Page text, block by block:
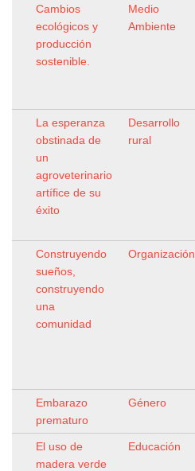
Cambios
ecológicos y
producción
sostenible.
Medio
Ambiente
La esperanza
obstinada de
un
agroveterinario
artífice de su
éxito
Desarrollo
rural
Construyendo
sueños,
construyendo
una
comunidad
Organización
Embarazo
prematuro
Género
El uso de
madera verde
Educación